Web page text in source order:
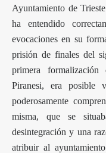
Ayuntamiento de
ha entendido
evocaciones en su
prisión de finales del
primera
Piranesi, era posible
poderosamente
misma, que se
desintegración y una
atribuir al